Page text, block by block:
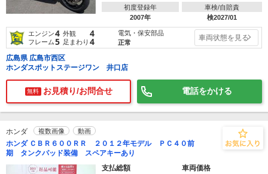
初度登録年
2007年
車検/自賠責
検2027/01
エンジン4 外観 4
フレーム5 足まわり 4
電気・保安部品
正常
車両状態を見る
広島県 広島市西区
ホンダスポットステージワン 井口店
無料 お見積り/お問合せ 電話をかける
ホンダ 複数画像 動画
ホンダ ＣＢＲ６００ＲＲ ２０１２年モデル ＰＣ４０前
期 タンクパッド装備 スペアキーあり
支払総額
車両価格